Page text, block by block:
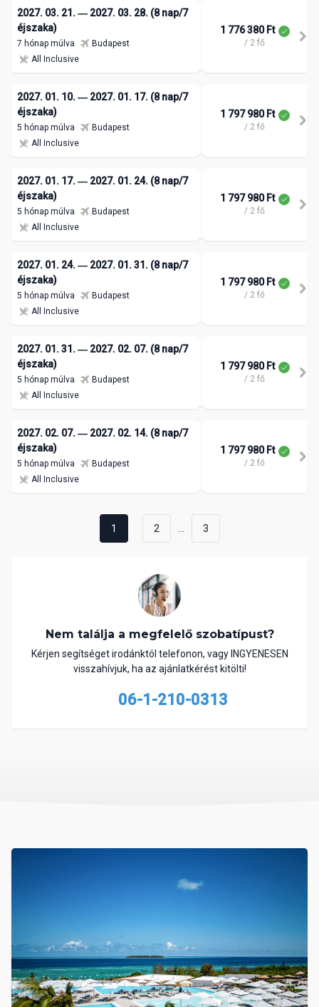
2027. 03. 21. ― 2027. 03. 28. (8 nap/7
éjszaka)
7 hónap múlva
Budapest
All Inclusive
1 776 380 Ft
/ 2 fő
2027. 01. 10. ― 2027. 01. 17. (8 nap/7
éjszaka)
5 hónap múlva
Budapest
All Inclusive
1 797 980 Ft
/ 2 fő
2027. 01. 17. ― 2027. 01. 24. (8 nap/7
éjszaka)
5 hónap múlva
Budapest
All Inclusive
1 797 980 Ft
/ 2 fő
2027. 01. 24. ― 2027. 01. 31. (8 nap/7
éjszaka)
5 hónap múlva
Budapest
All Inclusive
1 797 980 Ft
/ 2 fő
2027. 01. 31. ― 2027. 02. 07. (8 nap/7
éjszaka)
5 hónap múlva
Budapest
All Inclusive
1 797 980 Ft
/ 2 fő
2027. 02. 07. ― 2027. 02. 14. (8 nap/7
éjszaka)
5 hónap múlva
Budapest
All Inclusive
1 797 980 Ft
/ 2 fő
1 2 3
Nem találja a megfelelő szobatípust?
Kérjen segítséget irodánktól telefonon, vagy INGYENESEN
visszahívjuk, ha az ajánlatkérést kitölti!
06-1-210-0313